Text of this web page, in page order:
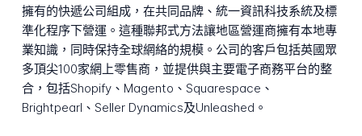
擁有的快遞公司組成，在共同品牌、統一資訊科技系統及標
準化程序下營運。這種聯邦式方法讓地區營運商擁有本地專
業知識，同時保持全球網絡的規模。公司的客戶包括英國眾
多頂尖100家網上零售商，並提供與主要電子商務平台的整
合，包括Shopify、Magento、Squarespace、
Brightpearl、Seller Dynamics及Unleashed。